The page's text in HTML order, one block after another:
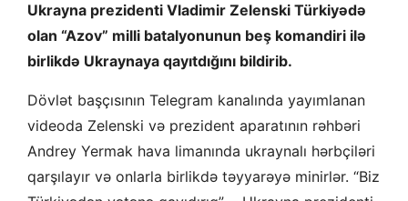
Ukrayna prezidenti Vladimir Zelenski Türkiyədə
olan “Azov” milli batalyonunun beş komandiri ilə
birlikdə Ukraynaya qayıtdığını bildirib.
Dövlət başçısının Telegram kanalında yayımlanan
videoda Zelenski və prezident aparatının rəhbəri
Andrey Yermak hava limanında ukraynalı hərbçiləri
qarşılayır və onlarla birlikdə təyyarəyə minirlər. “Biz